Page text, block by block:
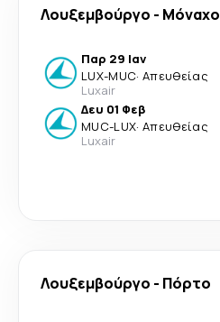
Λουξεμβούργο - Μόναχο
Παρ 29 Ιαν
LUX-MUC· Απευθείας
Luxair
Δευ 01 Φεβ
MUC-LUX· Απευθείας
Luxair
Λουξεμβούργο - Πόρτο